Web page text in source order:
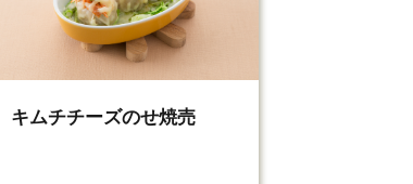
キムチチーズのせ焼売